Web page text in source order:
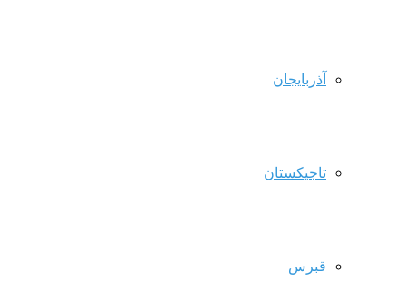
آذربایجان
تاجیکستان
قبرس